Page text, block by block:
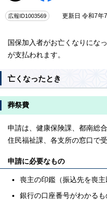
広報ID1003569 更新日 令和7年7
国保加入者がお亡くなりにな
が支払われます。
亡くなったとき
葬祭費
申請は、健康保険課、都南総
住民福祉課、各支所の窓口で
申請に必要なもの
喪主の印鑑（振込先を喪主
銀行の口座番号がわかるも